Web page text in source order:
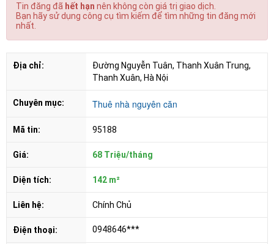
Tin đăng đã hết hạn nên không còn giá trị giao dịch.
Bạn hãy sử dụng công cụ tìm kiếm để tìm những tin đăng mới
nhất.
Địa chỉ:
Đường Nguyễn Tuân, Thanh Xuân Trung,
Thanh Xuân, Hà Nội
Chuyên mục: Thuê nhà nguyên căn
Mã tin: 95188
Giá: 68 Triệu/tháng
Diện tích: 142 m²
Liên hệ: Chính Chủ
Điện thoại: 0948646***